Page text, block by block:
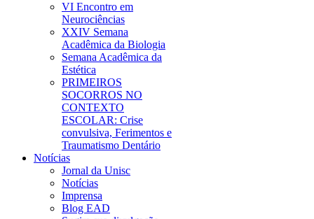
VI Encontro em
Neurociências
XXIV Semana
Acadêmica da Biologia
Semana Acadêmica da
Estética
PRIMEIROS
SOCORROS NO
CONTEXTO
ESCOLAR: Crise
convulsiva, Ferimentos e
Traumatismo Dentário
Notícias
Jornal da Unisc
Notícias
Imprensa
Blog EAD